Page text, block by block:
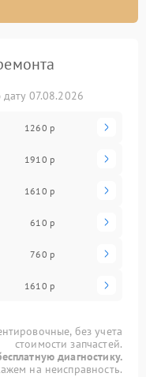
07.08.2026
1260 р
1910 р
1610 р
610 р
760 р
1610 р
без учета
стоимости запчастей.
диагностику.
на неисправность.